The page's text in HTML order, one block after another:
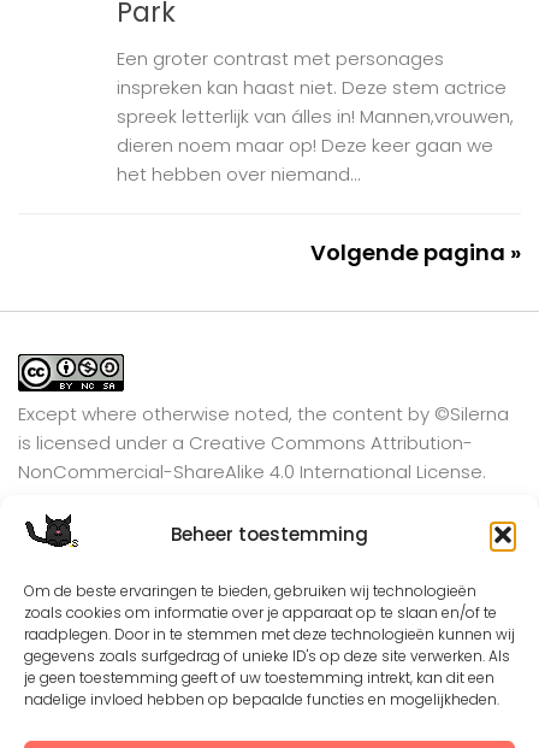
Beheer toestemming
Om de beste ervaringen te bieden, gebruiken wij technologieën
zoals cookies om informatie over je apparaat op te slaan en/of te
raadplegen. Door in te stemmen met deze technologieën kunnen wij
gegevens zoals surfgedrag of unieke ID's op deze site verwerken. Als
je geen toestemming geeft of uw toestemming intrekt, kan dit een
nadelige invloed hebben op bepaalde functies en mogelijkheden.
Park
Een groter contrast met personages
inspreken kan haast niet. Deze stem actrice
spreek letterlijk van álles in! Mannen,vrouwen,
dieren noem maar op! Deze keer gaan we
het hebben over niemand...
Volgende pagina »
Except where otherwise noted, the content by ©Silerna
is licensed under a Creative Commons Attribution-
NonCommercial-ShareAlike 4.0 International License.